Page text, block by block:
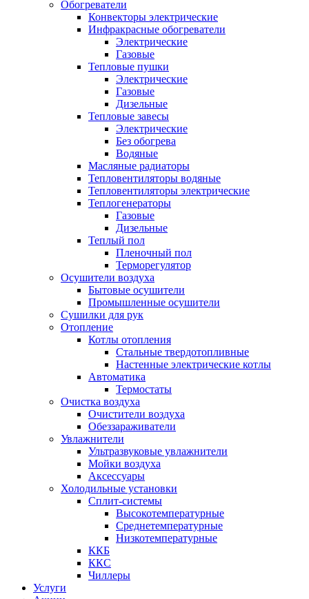
Обогреватели
Конвекторы электрические
Инфракрасные обогреватели
Электрические
Газовые
Тепловые пушки
Электрические
Газовые
Дизельные
Тепловые завесы
Электрические
Без обогрева
Водяные
Масляные радиаторы
Тепловентиляторы водяные
Тепловентиляторы электрические
Теплогенераторы
Газовые
Дизельные
Теплый пол
Пленочный пол
Терморегулятор
Осушители воздуха
Бытовые осушители
Промышленные осушители
Сушилки для рук
Отопление
Котлы отопления
Стальные твердотопливные
Настенные электрические котлы
Автоматика
Термостаты
Очистка воздуха
Очистители воздуха
Обеззараживатели
Увлажнители
Ультразвуковые увлажнители
Мойки воздуха
Аксессуары
Холодильные установки
Сплит-системы
Высокотемпературные
Среднетемпературные
Низкотемпературные
ККБ
ККС
Чиллеры
Услуги